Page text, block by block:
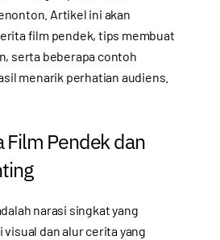
Artikel ini akan
film pendek, tips membuat
serta beberapa contoh
menarik perhatian audiens.
Film Pendek dan
narasi singkat yang
dan alur cerita yang